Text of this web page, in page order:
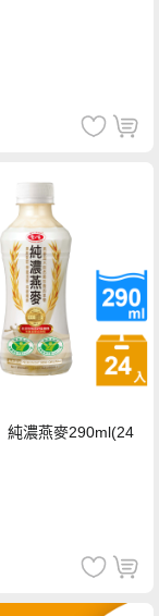
純濃燕麥290ml(24